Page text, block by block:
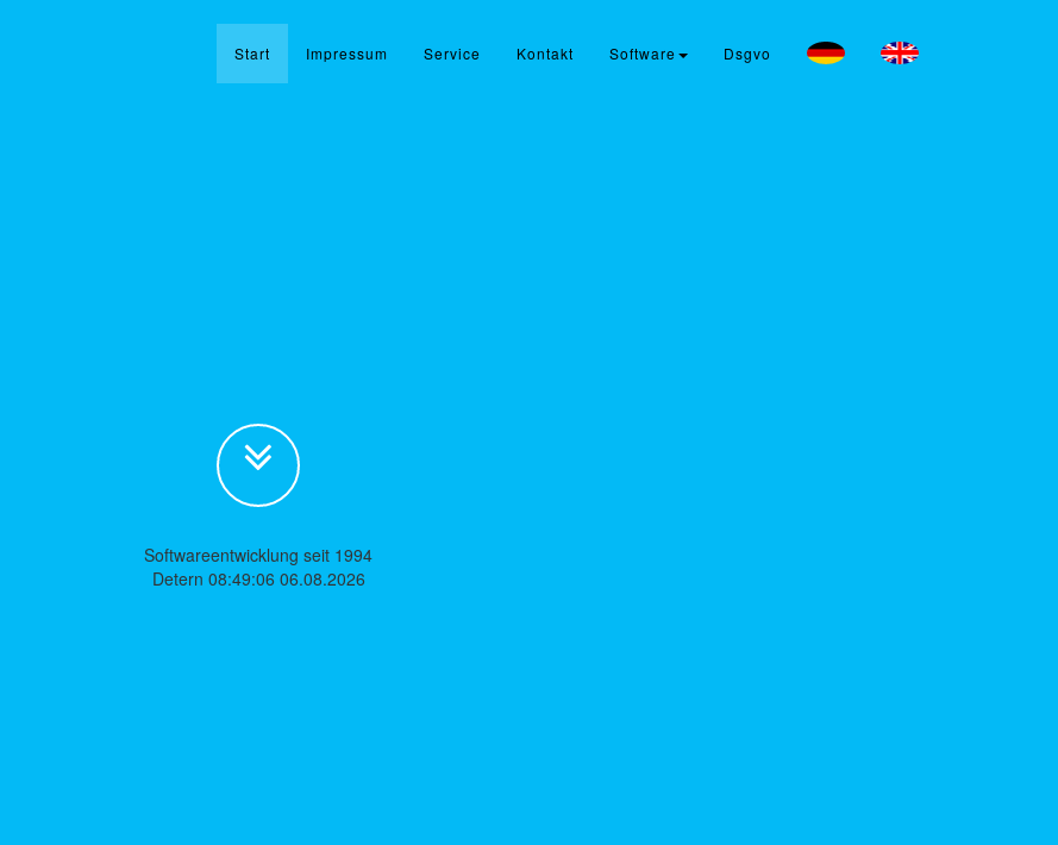
Start Impressum Service Kontakt Software Dsgvo
Softwareentwicklung seit 1994
Detern 08:49:06 06.08.2026